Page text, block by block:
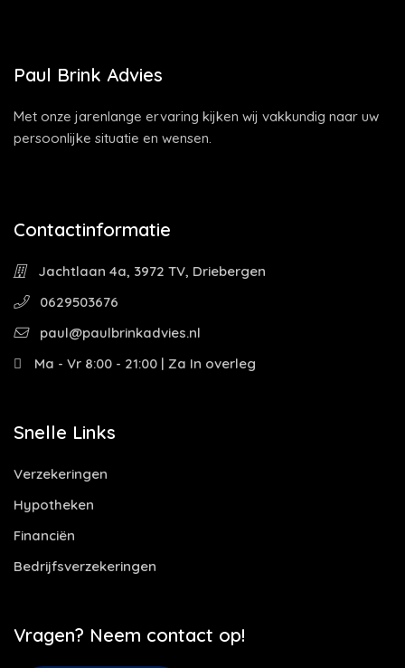
Paul Brink Advies
Met onze jarenlange ervaring kijken wij vakkundig naar uw
persoonlijke situatie en wensen.
Contactinformatie
Jachtlaan 4a, 3972 TV, Driebergen
0629503676
paul@paulbrinkadvies.nl
Ma - Vr 8:00 - 21:00 | Za In overleg
Snelle Links
Verzekeringen
Hypotheken
Financiën
Bedrijfsverzekeringen
Vragen? Neem contact op!